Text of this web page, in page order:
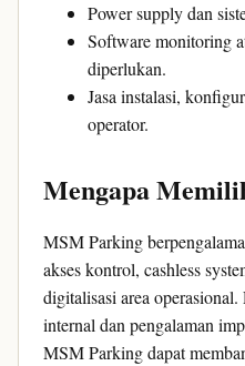
Power supply dan
Software monitoring
diperlukan.
Jasa instalasi,
operator.
Mengapa
MSM Parking
akses kontrol, cashless
digitalisasi area
internal dan pengalaman
MSM Parking dapat